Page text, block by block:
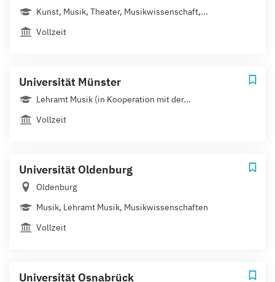
Kunst, Musik, Theater, Musikwissenschaft,...
Vollzeit
Universität Münster
Lehramt Musik (in Kooperation mit der...
Vollzeit
Universität Oldenburg
Oldenburg
Musik, Lehramt Musik, Musikwissenschaften
Vollzeit
Universität Osnabrück